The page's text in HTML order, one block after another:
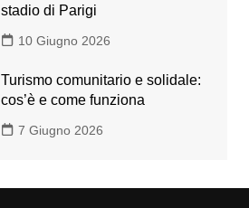
stadio di Parigi
10 Giugno 2026
Turismo comunitario e solidale:
cos’è e come funziona
7 Giugno 2026